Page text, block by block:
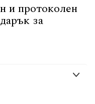
и протоколен
за